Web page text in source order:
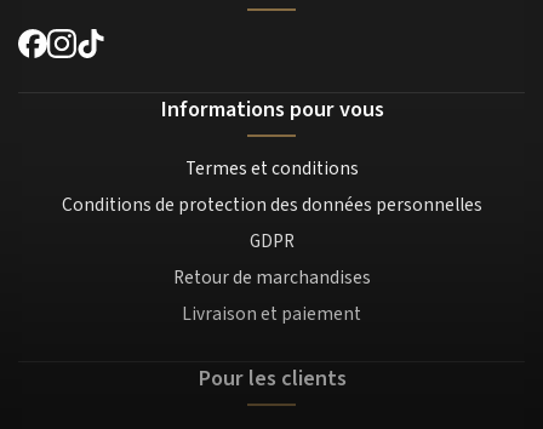
Informations pour vous
Termes et conditions
Conditions de protection des données personnelles
GDPR
Retour de marchandises
Livraison et paiement
Pour les clients